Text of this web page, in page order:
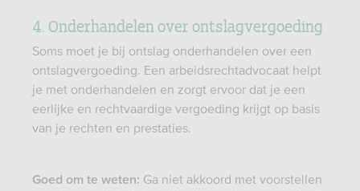
4. Onderhandelen over ontslagvergoeding
Soms moet je bij ontslag onderhandelen over een
ontslagvergoeding. Een arbeidsrechtadvocaat helpt
je met onderhandelen en zorgt ervoor dat je een
eerlijke en rechtvaardige vergoeding krijgt op basis
van je rechten en prestaties.
Goed om te weten: Ga niet akkoord met voorstellen